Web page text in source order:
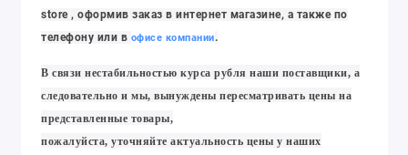
store, оформив заказ в интернет магазине, а также по
телефону или в офисе компании.
В связи нестабильностью курса рубля наши поставщики, а
следовательно и мы, вынуждены пересматривать цены на
представленные товары,
пожалуйста, уточняйте актуальность цены у наших